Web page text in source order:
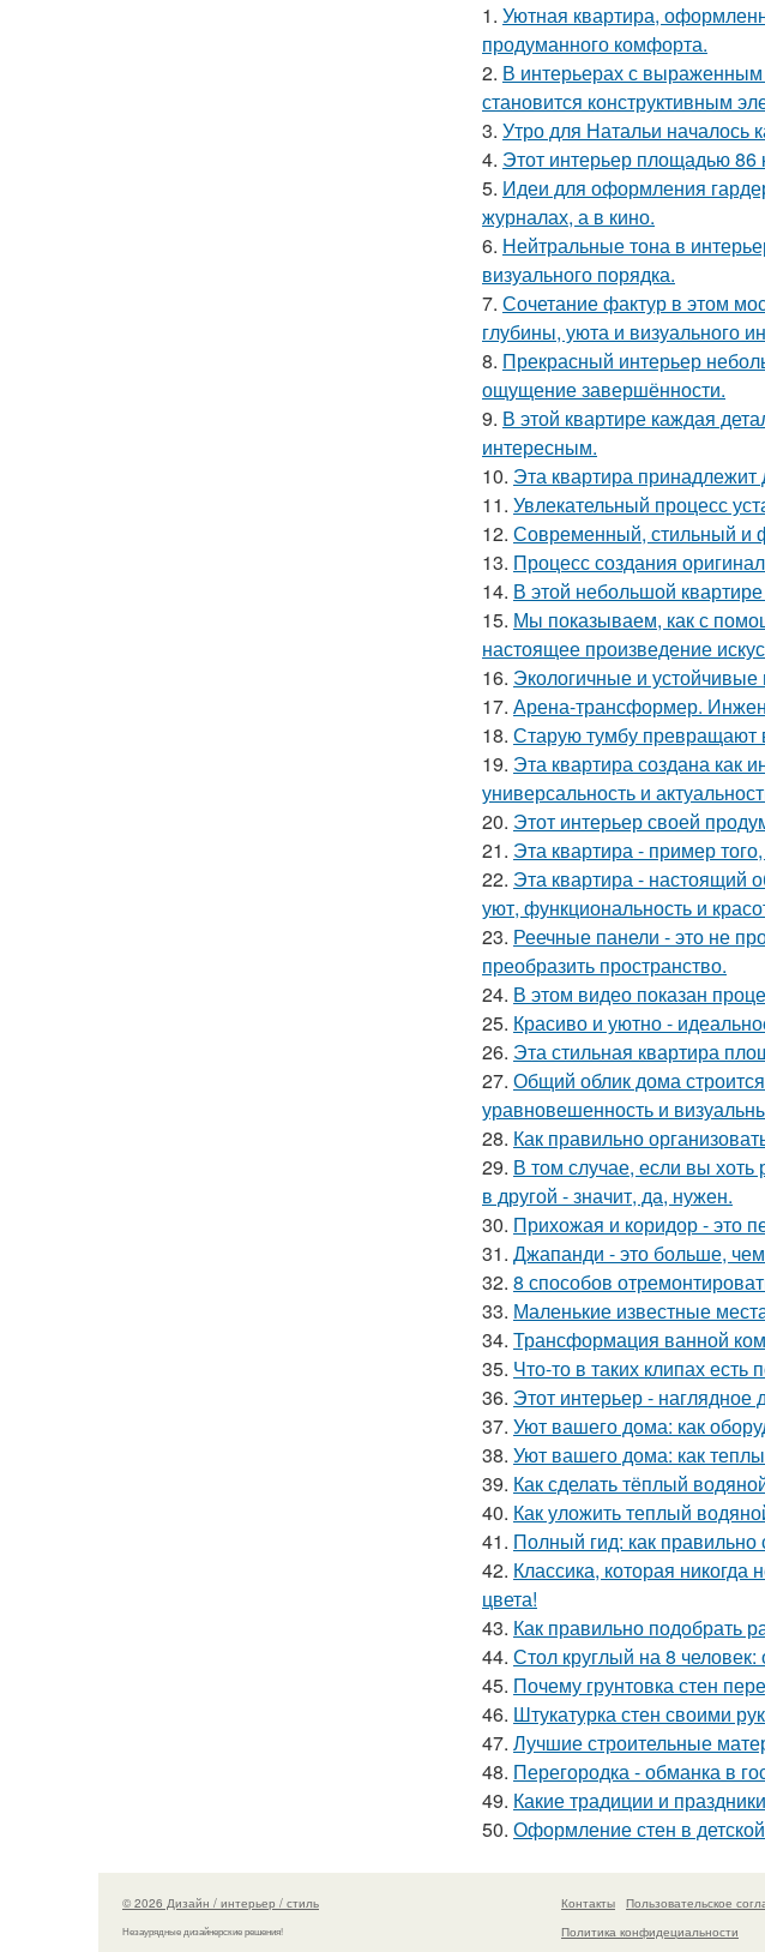
1. Уютная квартира,
продуманного комфорта.
2. В интерьерах с выраженным
становится конструктивным
3. Утро для Натальи началось
4. Этот интерьер площадью 86
5. Идеи для оформления
журналах, а в кино.
6. Нейтральные тона в
визуального порядка.
7. Сочетание фактур в этом
глубины, уюта и визуального
8. Прекрасный интерьер
ощущение завершённости.
9. В этой квартире каждая
интересным.
10. Эта квартира
11. Увлекательный процесс
12. Современный, стильный и
13. Процесс создания
14. В этой небольшой
15. Мы показываем, как с
настоящее произведение
16. Экологичные и
17. Арена-трансформер.
18. Старую тумбу превращают
19. Эта квартира создана как
универсальность и
20. Этот интерьер своей
21. Эта квартира - пример
22. Эта квартира - настоящий
уют, функциональность и
23. Реечные панели - это не
преобразить пространство.
24. В этом видео показан
25. Красиво и уютно -
26. Эта стильная квартира
27. Общий облик дома
уравновешенность и
28. Как правильно
29. В том случае, если вы хоть
в другой - значит, да, нужен.
30. Прихожая и коридор - это
31. Джапанди - это больше, чем
32. 8 способов
33. Маленькие известные
34. Трансформация ванной
35. Что-то в таких клипах
36. Этот интерьер - наглядное
37. Уют вашего дома: как
38. Уют вашего дома: как
39. Как сделать тёплый
40. Как уложить теплый
41. Полный гид: как
42. Классика, которая
цвета!
43. Как правильно подобрать
44. Стол круглый на 8
45. Почему грунтовка стен
46. Штукатурка стен своими
47. Лучшие строительные
48. Перегородка - обманка в
49. Какие традиции и
50. Оформление стен в
© 2026 Дизайн / интерьер / стиль
Незаурядные дизайнерские решения!
Контакты
Пользовательское
Политика конфидециальности